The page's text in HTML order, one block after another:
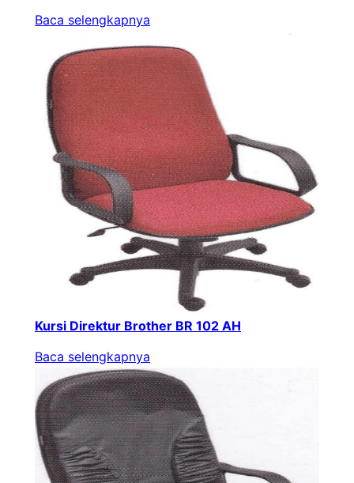
Baca selengkapnya
Kursi Direktur Brother BR 102 AH
Baca selengkapnya